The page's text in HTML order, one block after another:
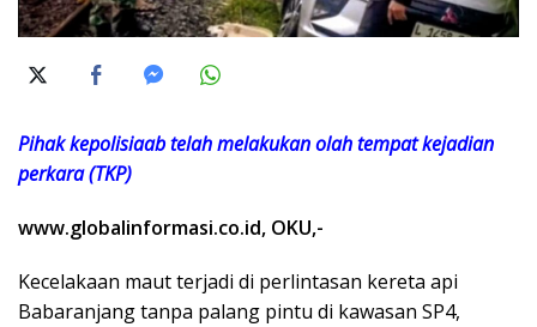
Pihak kepolisiaab telah melakukan olah tempat kejadian
perkara (TKP)
www.globalinformasi.co.id, OKU,-
Kecelakaan maut terjadi di perlintasan kereta api
Babaranjang tanpa palang pintu di kawasan SP4,